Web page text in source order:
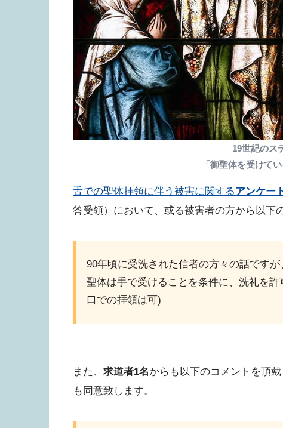
19世紀のス
「御聖体を受けてい
舌での聖体拝領に伴う被害に関するアンケー
答受領）において、或る被害者の方から以下
90年頃に受洗された信者の方々の話です
聖体は手で受けることを条件に、洗礼を
口での拝領は可)
また、 求道者1名からも以下のコメントを頂
も同意致します。